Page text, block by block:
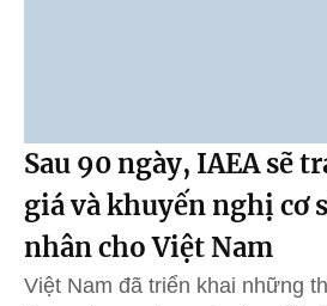
Sau 90 ngày, IAEA sẽ
giá và khuyến nghị cơ
nhân cho Việt Nam
Việt Nam đã triển khai những